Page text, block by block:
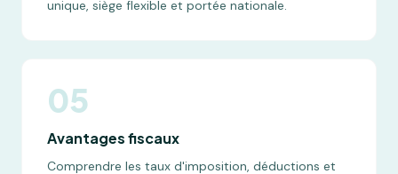
unique, siège flexible et portée nationale.
05
Avantages fiscaux
Comprendre les taux d'imposition, déductions et